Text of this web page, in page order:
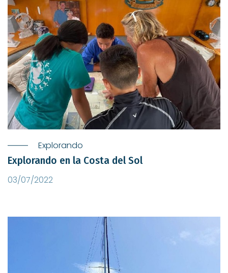
Explorando
Explorando en la Costa del Sol
03/07/2022